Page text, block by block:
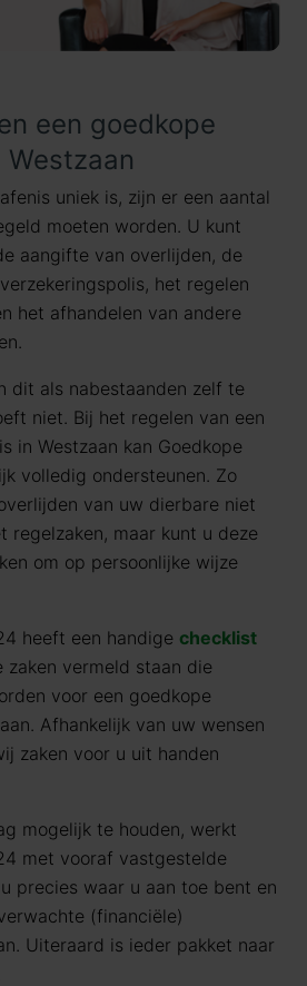
een goedkope
uniek is, zijn er een aantal
moeten worden. U kunt
aangifte van overlijden, de
het regelen
het afhandelen van andere
dit als nabestaanden zelf te
niet. Bij het regelen van een
in Westzaan kan Goedkope
volledig ondersteunen. Zo
van uw dierbare niet
regelzaken, maar kunt u deze
om op persoonlijke wijze
heeft een handige checklist
zaken vermeld staan die
voor een goedkope
Afhankelijk van uw wensen
zaken voor u uit handen
mogelijk te houden, werkt
met vooraf vastgestelde
precies waar u aan toe bent en
(financiële)
Uiteraard is ieder pakket naar